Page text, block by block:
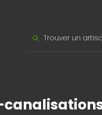
Trouver un